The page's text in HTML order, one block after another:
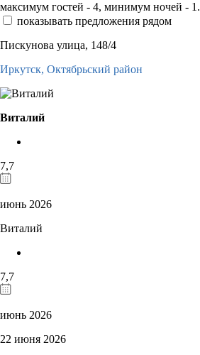
максимум гостей - 4, минимум ночей - 1.
показывать предложения рядом
Пискунова улица, 148/4
Иркутск, Октябрьский район
Виталий
7,7
июнь 2026
Виталий
7,7
июнь 2026
22 июня 2026